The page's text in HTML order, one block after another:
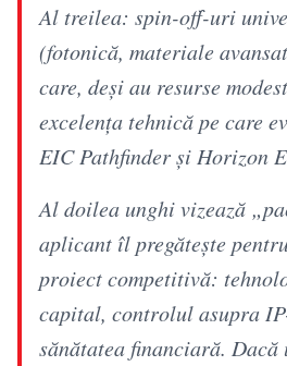
Al treilea: spin-off-uri
(fotonică, materiale
care, deși au resurse
excelența tehnică pe care
EIC Pathfinder și Horizon
Al doilea unghi vizează
aplicant îl pregătește
proiect competitivă:
capital, controlul asupra
sănătatea financiară. Dacă